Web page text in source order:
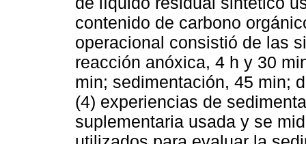
contenido de carbono
operacional consistió de las
reacción anóxica, 4 h y 30
min; sedimentación, 45 min;
(4) experiencias de
suplementaria usada y se